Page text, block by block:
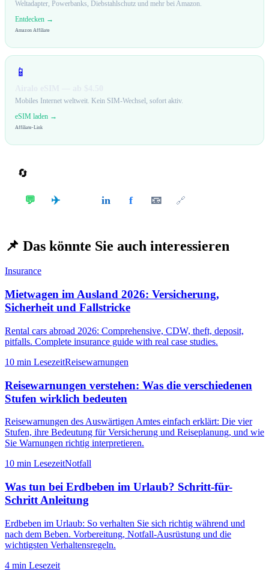
Weltadapter, Powerbanks, Diebstahlschutz und mehr bei Amazon.
Entdecken →
Amazon Affiliate
📱
Mobiles Internet weltweit. Kein SIM-Wechsel, sofort aktiv.
eSIM laden →
Affiliate-Link
🔄
💬 ✈️ in f 📧 🔗
📌 Das könnte Sie auch interessieren
Insurance
Mietwagen im Ausland 2026: Versicherung,
Sicherheit und Fallstricke
Rental cars abroad 2026: Comprehensive, CDW, theft, deposit,
pitfalls. Complete insurance guide with real case studies.
10 min LesezeitReisewarnungen
Reisewarnungen verstehen: Was die verschiedenen
Stufen wirklich bedeuten
Reisewarnungen des Auswärtigen Amtes einfach erklärt: Die vier
Stufen, ihre Bedeutung für Versicherung und Reiseplanung, und wie
Sie Warnungen richtig interpretieren.
10 min LesezeitNotfall
Was tun bei Erdbeben im Urlaub? Schritt-für-
Schritt Anleitung
Erdbeben im Urlaub: So verhalten Sie sich richtig während und
nach dem Beben. Vorbereitung, Notfall-Ausrüstung und die
wichtigsten Verhaltensregeln.
4 min Lesezeit